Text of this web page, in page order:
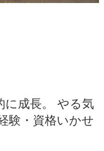
に成長。 やる気
験・資格いかせ